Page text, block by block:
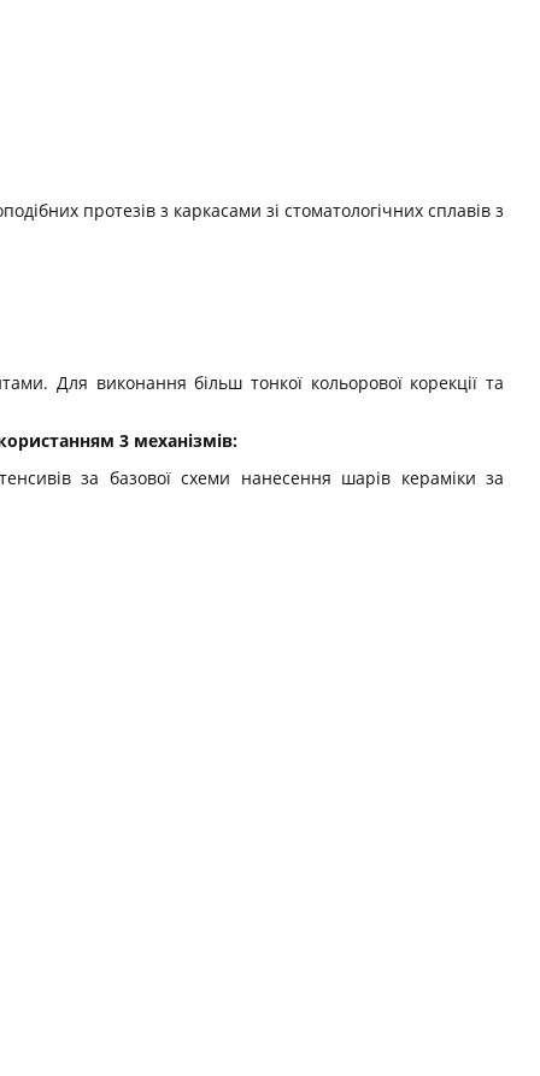
протезів з каркасами зі стоматологічних сплавів з
Для виконання більш тонкої кольорової корекції та
3 механізмів:
за базової схеми нанесення шарів кераміки за